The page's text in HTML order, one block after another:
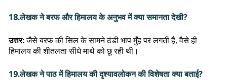
18.लेखक ने बरफ और हिमालय के अनुभव में क्या समानता देखी?
उत्तर:जैसे बरफ की सिल के सामने ठंडी भाप मुँह पर लगती है, वैसे ही
हिमालय की शीतलता सीधे माथे को छू रही थी।
19.लेखक ने पाठ में हिमालय की दृश्यावलोकन की विशेषता क्या बताई?